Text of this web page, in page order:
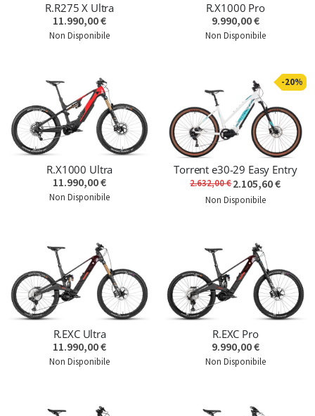
R.R275 X Ultra
11.990,00 €
Non Disponibile
R.X1000 Pro
9.990,00 €
Non Disponibile
R.X1000 Ultra
11.990,00 €
Non Disponibile
-20%
Torrent e30-29 Easy Entry
2.632,00 €2.105,60 €
Non Disponibile
R.EXC Ultra
11.990,00 €
Non Disponibile
R.EXC Pro
9.990,00 €
Non Disponibile